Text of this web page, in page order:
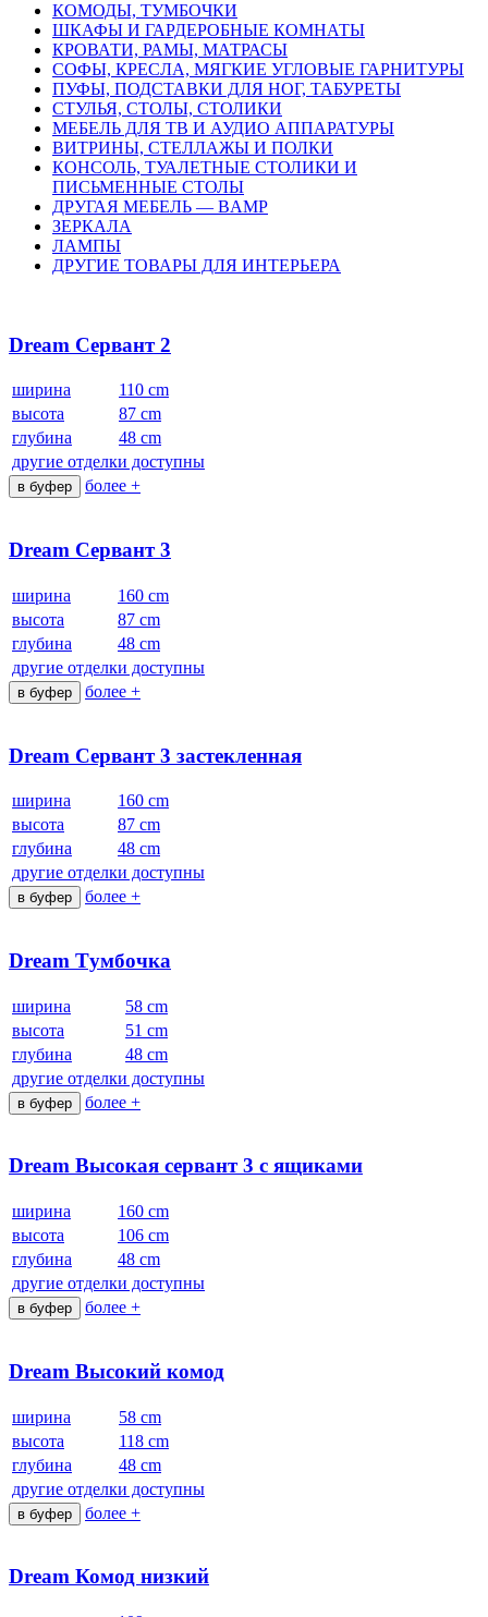
КОМОДЫ, ТУМБОЧКИ
ШКАФЫ И ГАРДЕРОБНЫЕ КОМНАТЫ
КРОВАТИ, РАМЫ, МАТРАСЫ
СОФЫ, КРЕСЛА, МЯГКИЕ УГЛОВЫЕ ГАРНИТУРЫ
ПУФЫ, ПОДСТАВКИ ДЛЯ НОГ, ТАБУРЕТЫ
СТУЛЬЯ, СТОЛЫ, СТОЛИКИ
МЕБЕЛЬ ДЛЯ ТВ И АУДИО АППАРАТУРЫ
ВИТРИНЫ, СТЕЛЛАЖЫ И ПОЛКИ
КОНСОЛЬ, ТУАЛЕТНЫЕ СТОЛИКИ И
ПИСЬМЕННЫЕ СТОЛЫ
ДРУГАЯ МЕБЕЛЬ — BAMP
ЗЕРКАЛА
ЛАМПЫ
ДРУГИЕ ТОВАРЫ ДЛЯ ИНТЕРЬЕРА
Dream Cервант 2
ширина
110 cm
высота
87 cm
глубина
48 cm
другие отделки доступны
в буфер более +
Dream Cервант 3
ширина
160 cm
высота
87 cm
глубина
48 cm
другие отделки доступны
в буфер более +
Dream Cервант 3 застекленная
ширина
160 cm
высота
87 cm
глубина
48 cm
другие отделки доступны
в буфер более +
Dream Tумбочка
ширина
58 cm
высота
51 cm
глубина
48 cm
другие отделки доступны
в буфер более +
Dream Высокая сервант 3 с ящиками
ширина
160 cm
высота
106 cm
глубина
48 cm
другие отделки доступны
в буфер более +
Dream Высокий комод
ширина
58 cm
высота
118 cm
глубина
48 cm
другие отделки доступны
в буфер более +
Dream Комод низкий